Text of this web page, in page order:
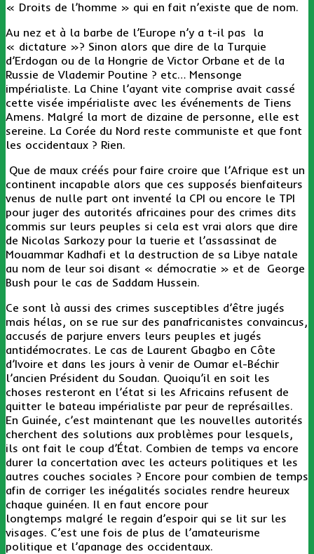
« Droits de l’homme » qui en fait n’existe que de nom.
Au nez et à la barbe de l’Europe n’y a t-il pas la
« dictature »? Sinon alors que dire de la Turquie
d’Erdogan ou de la Hongrie de Victor Orbane et de la
Russie de Vlademir Poutine ? etc… Mensonge
impérialiste. La Chine l’ayant vite comprise avait cassé
cette visée impérialiste avec les événements de Tiens
Amens. Malgré la mort de dizaine de personne, elle est
sereine. La Corée du Nord reste communiste et que font
les occidentaux ? Rien.
Que de maux créés pour faire croire que l’Afrique est un
continent incapable alors que ces supposés bienfaiteurs
venus de nulle part ont inventé la CPI ou encore le TPI
pour juger des autorités africaines pour des crimes dits
commis sur leurs peuples si cela est vrai alors que dire
de Nicolas Sarkozy pour la tuerie et l’assassinat de
Mouammar Kadhafi et la destruction de sa Libye natale
au nom de leur soi disant « démocratie » et de George
Bush pour le cas de Saddam Hussein.
Ce sont là aussi des crimes susceptibles d’être jugés
mais hélas, on se rue sur des panafricanistes convaincus,
accusés de parjure envers leurs peuples et jugés
antidémocrates. Le cas de Laurent Gbagbo en Côte
d’Ivoire et dans les jours à venir de Oumar el-Béchir
l’ancien Président du Soudan. Quoiqu’il en soit les
choses resteront en l’état si les Africains refusent de
quitter le bateau impérialiste par peur de représailles.
En Guinée, c’est maintenant que les nouvelles autorités
cherchent des solutions aux problèmes pour lesquels,
ils ont fait le coup d’État. Combien de temps va encore
durer la concertation avec les acteurs politiques et les
autres couches sociales ? Encore pour combien de temps
afin de corriger les inégalités sociales rendre heureux
chaque guinéen. Il en faut encore pour
longtemps malgré le regain d’espoir qui se lit sur les
visages. C’est une fois de plus de l’amateurisme
politique et l’apanage des occidentaux.